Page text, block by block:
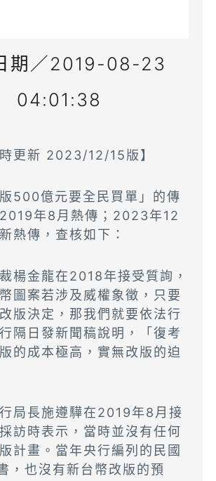
期／2019-08-23
04:01:38
時更新 2023/12/15版】
版500億元要全民買單」的傳
年8月熱傳；2023年12
熱傳，查核如下：
楊金龍在2018年接受質詢，
圖案若涉及威權象徵，只要
版決定，那我們就要依法行
隔日發新聞稿說明，「復考
的成本極高，實無改版的迫
局長施遵驊在2019年8月接
訪時表示，當時並沒有任何
計畫。當年央行編列的民國
，也沒有新台幣改版的預